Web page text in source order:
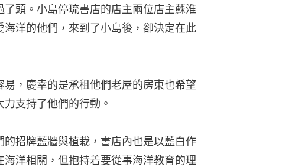
頭。小島停琉書店的店主兩位店主蘇淮
洋的他們，來到了小島後，卻決定在此
，慶幸的是承租他們老屋的房東也希望
支持了他們的行動。
招牌藍牆與植栽，書店內也是以藍白作
洋相關，但抱持着要從事海洋教育的理